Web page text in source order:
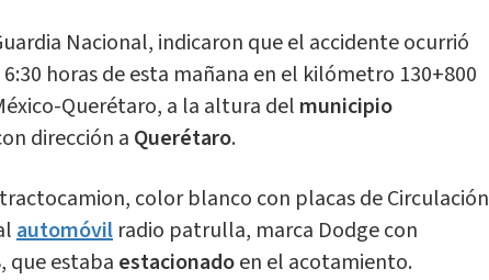
Nacional, indicaron que el accidente ocurrió
horas de esta mañana en el kilómetro 130+800
Querétaro, a la altura del municipio
dirección a Querétaro.
color blanco con placas de Circulación
automóvilradio patrulla, marca Dodge con
que estaba estacionadoen el acotamiento.